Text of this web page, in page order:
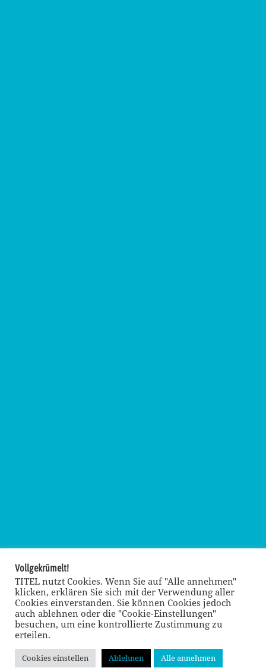
Vollgekrümelt!
TITEL nutzt Cookies. Wenn Sie auf "Alle annehmen"
klicken, erklären Sie sich mit der Verwendung aller
Cookies einverstanden. Sie können Cookies jedoch
auch ablehnen oder die "Cookie-Einstellungen"
besuchen, um eine kontrollierte Zustimmung zu
erteilen.
Cookies einstellen Ablehnen Alle annehmen